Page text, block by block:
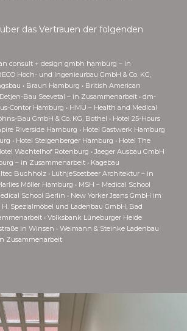
das Vertrauen der folgenden
consult + design gmbh hamburg – in
Hoch- und Ingenieurbau GmbH & Co. KG,
• Braun Hamburg • British American
Bau Seevetal – in Zusammenarbeit • dm-
Contor Hamburg • HMU – Health and Medical
Bau GmbH & Co. KG, Bothel • Hotel 25-Hours
Riverside Hamburg • Hotel Gastwerk Hamburg
• Hotel Steigenberger Hamburg • Hotel The
Wachtelhof Rotenburg • Jaeger Ausbau GmbH
– in Zusammenarbeit • Kagebau
Buchholz • LüthjeSoetbeer Architektur – in
Möller Hamburg • MSH – Medical School
School Berlin • New Yorker Jeans GmbH im
Spezialmöbel und Ladenbau GmbH, Bad
• Volksbank Lüneburger Heide
in Winsen • Weimann & Steinke Ladenbau
Zusammenarbeit